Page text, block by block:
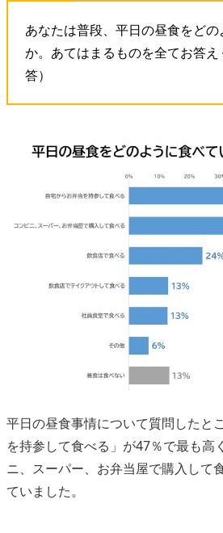
あなたは普段、平日の昼食をど
か。あてはまるものを全てお答
答）
平日の昼食事情について質問したと
を持参して食べる」が47％で最も高
ニ、スーパー、お弁当屋で購入して
ていました。